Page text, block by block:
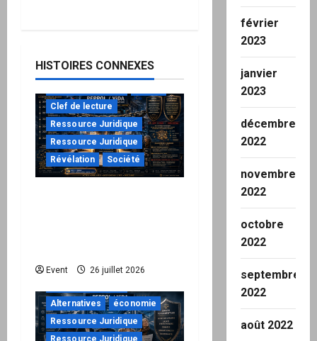
HISTOIRES CONNEXES
Clef de lecture
Ressource Juridique
Ressource Juridique
Révélation
Société
Event 26 juillet 2026
"URGENT"
Alternatives
économie
Ressource Juridique
février
2023
janvier
2023
décembre
2022
novembre
2022
octobre
2022
septembre
2022
août 2022